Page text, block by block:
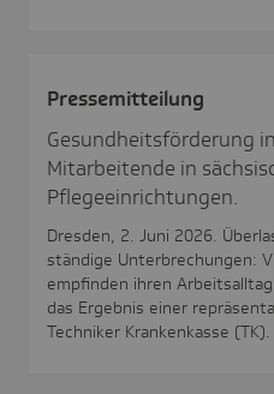
Pres­se­mit­tei­lung
Gesundheitsförderung
Mitarbeitende in
Pflegeeinrichtungen.
Dresden, 2. Juni 2026.
ständige Unterbrechungen:
empfinden ihren
das Ergebnis einer
Techniker Krankenkasse (TK).